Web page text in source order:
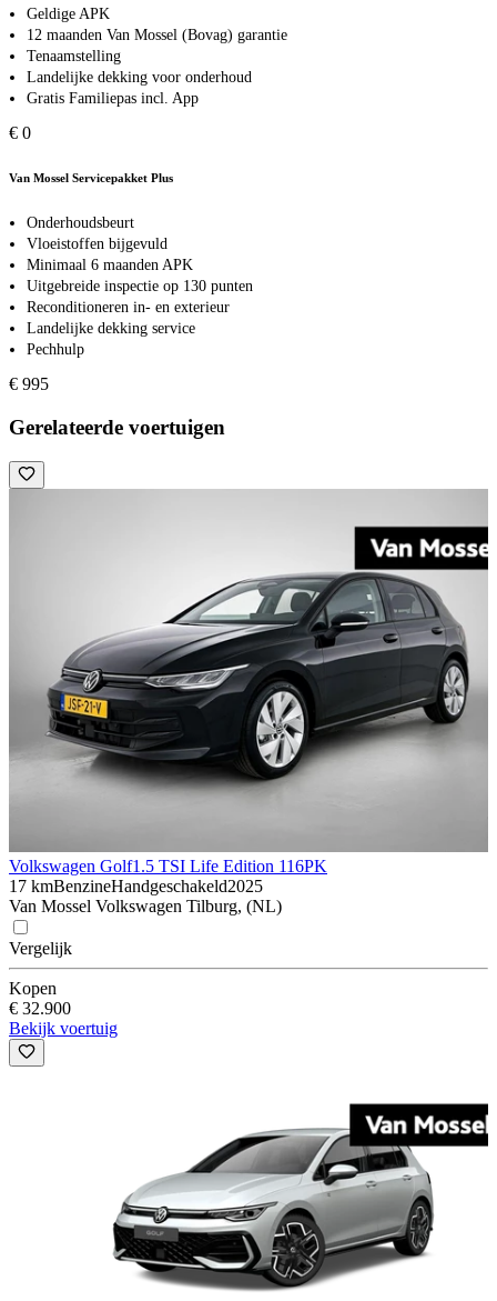
Geldige APK
12 maanden Van Mossel (Bovag) garantie
Tenaamstelling
Landelijke dekking voor onderhoud
Gratis Familiepas incl. App
€ 0
Van Mossel Servicepakket Plus
Onderhoudsbeurt
Vloeistoffen bijgevuld
Minimaal 6 maanden APK
Uitgebreide inspectie op 130 punten
Reconditioneren in- en exterieur
Landelijke dekking service
Pechhulp
€ 995
Gerelateerde voertuigen
Volkswagen Golf1.5 TSI Life Edition 116PK
17 kmBenzineHandgeschakeld2025
Van Mossel Volkswagen Tilburg, (NL)
Vergelijk
Kopen
€ 32.900
Bekijk voertuig